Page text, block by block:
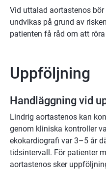
Vid uttalad aortastenos
undvikas på grund av
patienten få råd om att
Uppföljning
Handläggning vid
Lindrig aortastenos kan
genom kliniska kontroller
ekokardiografi var 3–5 år
tidsintervall. För patienter
aortastenos sker